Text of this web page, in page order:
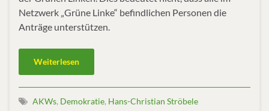
Netzwerk „Grüne Linke“ befindlichen Personen die
Anträge unterstützen.
Weiterlesen
AKWs, Demokratie, Hans-Christian Ströbele